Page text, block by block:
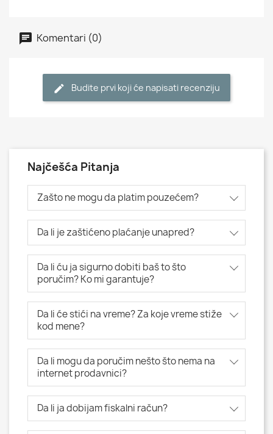
Komentari (0)
Budite prvi koji će napisati recenziju
Najčešća Pitanja
Zašto ne mogu da platim pouzećem?
Da li je zaštićeno plaćanje unapred?
Da li ću ja sigurno dobiti baš to što
poručim? Ko mi garantuje?
Da li će stići na vreme? Za koje vreme stiže
kod mene?
Da li mogu da poručim nešto što nema na
internet prodavnici?
Da li ja dobijam fiskalni račun?